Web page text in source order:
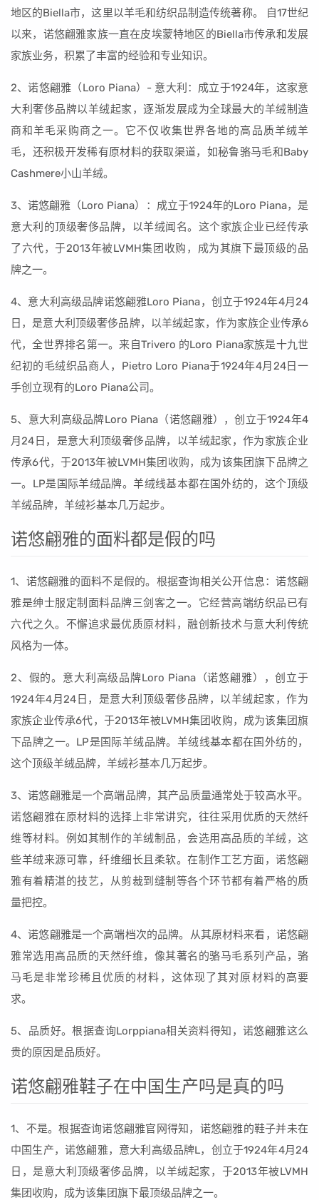
地区的Biella市，这里以羊毛和纺织品制造传统著称。 自17世纪
以来，诺悠翩雅家族一直在皮埃蒙特地区的Biella市传承和发展
家族业务，积累了丰富的经验和专业知识。
2、诺悠翩雅（Loro Piana）- 意大利：成立于1924年，这家意
大利奢侈品牌以羊绒起家，逐渐发展成为全球最大的羊绒制造
商和羊毛采购商之一。它不仅收集世界各地的高品质羊绒羊
毛，还积极开发稀有原材料的获取渠道，如秘鲁骆马毛和Baby
Cashmere小山羊绒。
3、诺悠翩雅（Loro Piana）：成立于1924年的Loro Piana，是
意大利的顶级奢侈品牌，以羊绒闻名。这个家族企业已经传承
了六代，于2013年被LVMH集团收购，成为其旗下最顶级的品
牌之一。
4、意大利高级品牌诺悠翩雅Loro Piana，创立于1924年4月24
日，是意大利顶级奢侈品牌，以羊绒起家，作为家族企业传承6
代，全世界排名第一。来自Trivero 的Loro Piana家族是十九世
纪初的毛绒织品商人，Pietro Loro Piana于1924年4月24日一
手创立现有的Loro Piana公司。
5、意大利高级品牌Loro Piana（诺悠翩雅），创立于1924年4
月24日，是意大利顶级奢侈品牌，以羊绒起家，作为家族企业
传承6代，于2013年被LVMH集团收购，成为该集团旗下品牌之
一。LP是国际羊绒品牌。羊绒线基本都在国外纺的，这个顶级
羊绒品牌，羊绒衫基本几万起步。
诺悠翩雅的面料都是假的吗
1、诺悠翩雅的面料不是假的。根据查询相关公开信息：诺悠翩
雅是绅士服定制面料品牌三剑客之一。它经营高端纺织品已有
六代之久。不懈追求最优质原材料，融创新技术与意大利传统
风格为一体。
2、假的。意大利高级品牌Loro Piana（诺悠翩雅），创立于
1924年4月24日，是意大利顶级奢侈品牌，以羊绒起家，作为
家族企业传承6代，于2013年被LVMH集团收购，成为该集团旗
下品牌之一。LP是国际羊绒品牌。羊绒线基本都在国外纺的，
这个顶级羊绒品牌，羊绒衫基本几万起步。
3、诺悠翩雅是一个高端品牌，其产品质量通常处于较高水平。
诺悠翩雅在原材料的选择上非常讲究，往往采用优质的天然纤
维等材料。例如其制作的羊绒制品，会选用高品质的羊绒，这
些羊绒来源可靠，纤维细长且柔软。在制作工艺方面，诺悠翩
雅有着精湛的技艺，从剪裁到缝制等各个环节都有着严格的质
量把控。
4、诺悠翩雅是一个高端档次的品牌。从其原材料来看，诺悠翩
雅常选用高品质的天然纤维，像其著名的骆马毛系列产品，骆
马毛是非常珍稀且优质的材料，这体现了其对原材料的高要
求。
5、品质好。根据查询Lorppiana相关资料得知，诺悠翩雅这么
贵的原因是品质好。
诺悠翩雅鞋子在中国生产吗是真的吗
1、不是。根据查询诺悠翩雅官网得知，诺悠翩雅的鞋子并未在
中国生产，诺悠翩雅，意大利高级品牌L，创立于1924年4月24
日，是意大利顶级奢侈品牌，以羊绒起家，于2013年被LVMH
集团收购，成为该集团旗下最顶级品牌之一。